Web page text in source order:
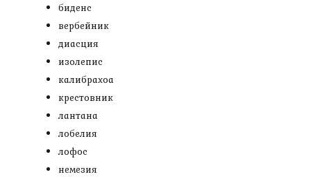
биденс
вербейник
диасция
изолепис
калибрахоа
крестовник
лантана
лобелия
лофос
немезия